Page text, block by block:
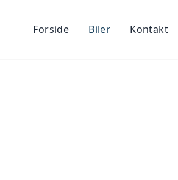
Forside Biler Kontakt